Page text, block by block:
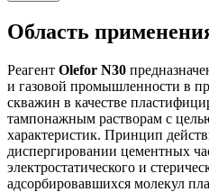
Область
Реагент Olefor N30
и газовой промышленности в
скважин в качестве
тампонажным растворам с
характеристик. Принцип
диспергировании цементных
электростатического и
адсорбировавшихся молекул